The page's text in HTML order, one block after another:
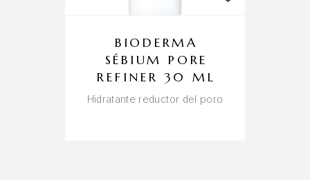
BIODERMA
SÉBIUM PORE
REFINER 30 ML
Hidratante reductor del poro